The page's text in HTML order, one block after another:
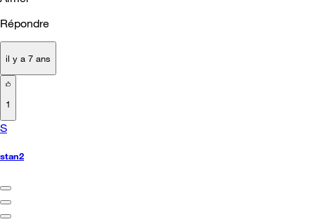
Répondre
il y a 7 ans
1
S
stan2